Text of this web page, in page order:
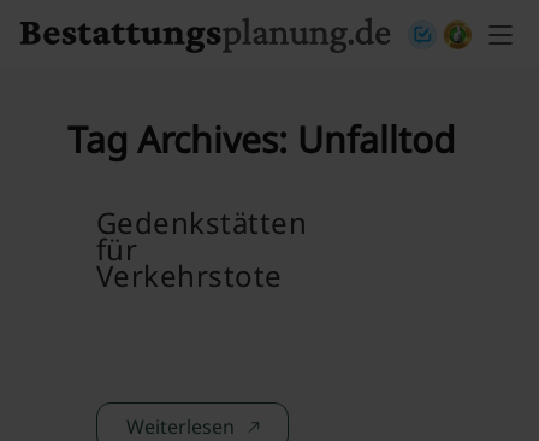
Tag Archives: Unfalltod
Gedenkstätten
für
Verkehrstote
Weiterlesen